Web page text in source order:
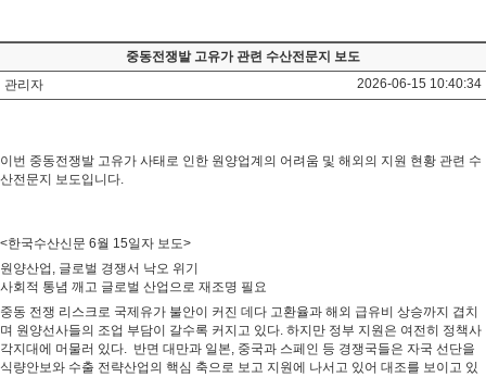
중동전쟁발 고유가 관련 수산전문지 보도
관리자
2026-06-15 10:40:34
이번 중동전쟁발 고유가 사태로 인한 원양업계의 어려움 및 해외의 지원 현황 관련 수
산전문지 보도입니다.
<한국수산신문 6월 15일자 보도>
원양산업, 글로벌 경쟁서 낙오 위기
사회적 통념 깨고 글로벌 산업으로 재조명 필요
중동 전쟁 리스크로 국제유가 불안이 커진 데다 고환율과 해외 급유비 상승까지 겹치
며 원양선사들의 조업 부담이 갈수록 커지고 있다. 하지만 정부 지원은 여전히 정책사
각지대에 머물러 있다.  반면 대만과 일본, 중국과 스페인 등 경쟁국들은 자국 선단을
식량안보와 수출 전략산업의 핵심 축으로 보고 지원에 나서고 있어 대조를 보이고 있